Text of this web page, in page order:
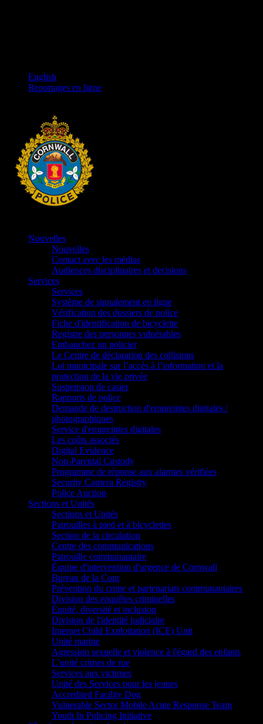
English
Reportages en ligne
Nouvelles
Nouvelles
Contact avec les médias
Audiences disciplinaires et decisions
Services
Services
Système de signalement en ligne
Vérification des dossiers de police
Fiche d'identification de bicyclette
Registre des personnes vulnérables
Embauchez un policier
Le Centre de déclaration des collisions
Loi municipale sur l’accès à l’information et la
protection de la vie privée
Suspension de casier
Rapports de police
Demande de destruction d'empreintes digitales /
photographiques
Service d'empreintes digitales
Les coûts associés
Digital Evidence
Non-Parental Custody
Programme de réponse aux alarmes vérifiées
Security Camera Registry
Police Auction
Sections et Unités
Sections et Unités
Patrouilles à pied et à bicyclettes
Section de la circulation
Centre des communications
Patrouille communautaire
Équipe d'intervention d'urgence de Cornwall
Bureau de la Cour
Prévention du crime et partenariats communautaires
Division des enquêtes criminelles
Équité, diversité et inclusion
Division de l'identité judiciaire
Internet Child Exploitation (ICE) Unit
Unité marine
Agression sexuelle et violence à l'égard des enfants
L’unité crimes de rue
Services aux victimes
Unité des Services pour les jeunes
Accredited Facility Dog
Vulnerable Sector Mobile Acute Response Team
Youth In Policing Initiative